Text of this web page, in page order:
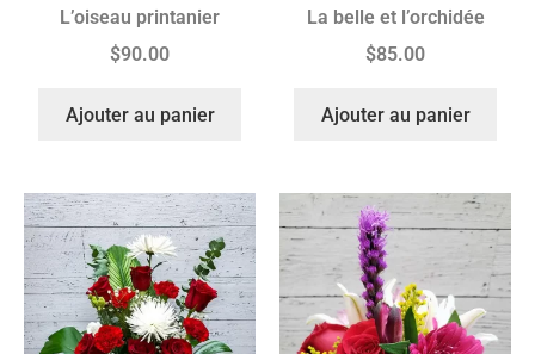
L’oiseau printanier
$90.00
Ajouter au panier
La belle et l’orchidée
$85.00
Ajouter au panier